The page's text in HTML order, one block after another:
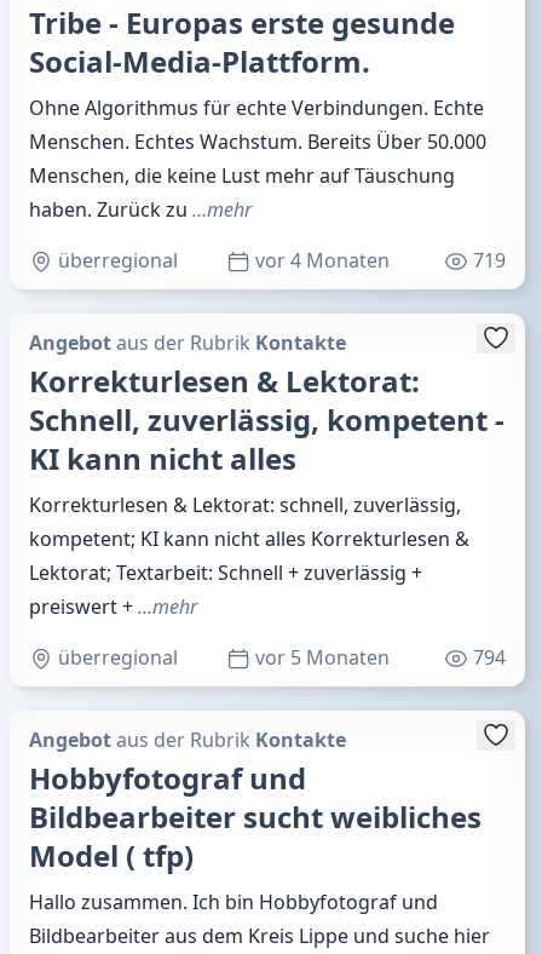
Tribe - Europas erste gesunde
Social-Media-Plattform.
Ohne Algorithmus für echte Verbindungen. Echte
Menschen. Echtes Wachstum. Bereits Über 50.000
Menschen, die keine Lust mehr auf Täuschung
haben. Zurück zu …mehr
überregional
vor 4 Monaten 719
Angebotaus der Rubrik Kontakte
Korrekturlesen & Lektorat:
Schnell, zuverlässig, kompetent -
KI kann nicht alles
Korrekturlesen & Lektorat: schnell, zuverlässig,
kompetent; KI kann nicht alles Korrekturlesen &
Lektorat; Textarbeit: Schnell + zuverlässig +
preiswert +…mehr
überregional
vor 5 Monaten 794
Angebotaus der Rubrik Kontakte
Hobbyfotograf und
Bildbearbeiter sucht weibliches
Model ( tfp)
Hallo zusammen. Ich bin Hobbyfotograf und
Bildbearbeiter aus dem Kreis Lippe und suche hier